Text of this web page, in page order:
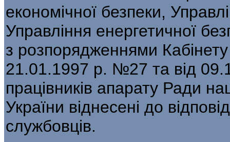
економічної безпеки,
Управління енергетичної
з розпорядженнями Кабінету
21.01.1997 р. №27 та від
працівників апарату Ради
України віднесені до
службовців.